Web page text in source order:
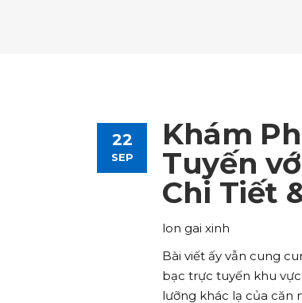
Team List
Advanced Link Section
Team List
22
SEP
Khám
Tuyến
Chi Tiết
lon gai xinh
Bài viết ấy vẫn cung
bạc trực tuyến khu
lưỡng khác lạ của căn